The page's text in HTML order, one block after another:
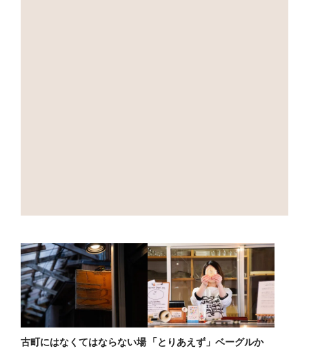
古町にはなくてはならない場
「とりあえず」ベーグルか